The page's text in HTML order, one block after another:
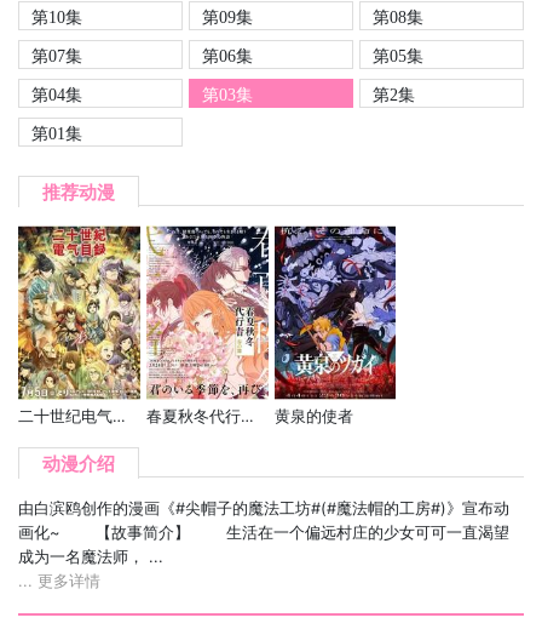
第10集
第09集
第08集
第07集
第06集
第05集
第04集
第03集
第2集
第01集
推荐动漫
二十世纪电气目录 春夏秋冬代行者 春之舞 黄泉的使者
动漫介绍
由白滨鸥创作的漫画《#尖帽子的魔法工坊#(#魔法帽的工房#)》宣布动
画化~ 【故事简介】 生活在一个偏远村庄的少女可可一直渴望
成为一名魔法师， ...
... 更多详情